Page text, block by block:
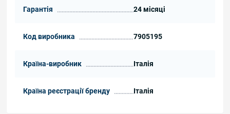
Гарантія 24 місяці
Код виробника 7905195
Країна-виробник Італія
Країна реєстрації бренду Італія